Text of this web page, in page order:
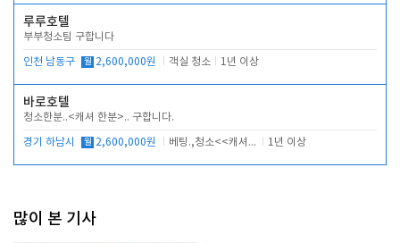
루루호텔
부부청소팀 구합니다
인천 남동구 월 2,600,000원 객실 청소 1년 이상
바로호텔
청소한분..<캐셔 한분>.. 구합니다.
경기 하남시 월 2,600,000원 베팅.,청소<<캐셔 모셔봅니다. 1년 이상
많이 본 기사